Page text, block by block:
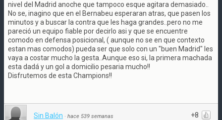
nivel del Madrid anoche que tampoco esque agitara demasiado..
No se, inagino que en el Bernabeu esperaran atras, que pasen los
minutos y a buscar la contra que les haga grandes..pero no me
pareció un equipo fiable por decirlo asi y que se encuentre
comodo en defensa posicional, ( aunque no se en que contexto
estan mas comodos) pueda ser que solo con un "buen Madrid" les
vaya a costar mucho la gesta..Aunque eso si, la primera machada
esta dadá y un gol a domicilio pesaria mucho!!
Disfrutemos de esta Champions!!
+8
Sin Balón · hace 539 semanas